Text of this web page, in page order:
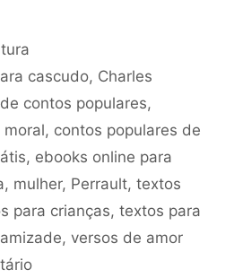
cascudo, Charles
contos populares,
moral, contos populares de
, ebooks online para
, mulher, Perrault, textos
para crianças, textos para
, versos de amor